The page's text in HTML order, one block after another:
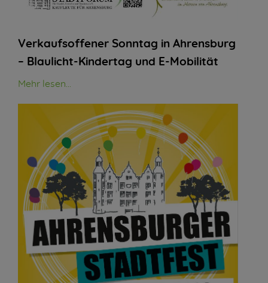
Verkaufsoffener Sonntag in Ahrensburg
– Blaulicht-Kindertag und E-Mobilität
Mehr lesen...